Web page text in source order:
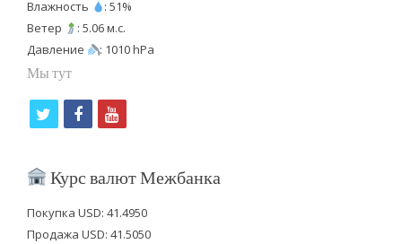
Влажность
: 51%
Ветер
: 5.06 м.с.
Давление
: 1010 hPa
Мы тут
i
t
f
c
b
y
u
u
Курс валют Межбанка
Покупка USD: 41.4950
Продажа USD: 41.5050